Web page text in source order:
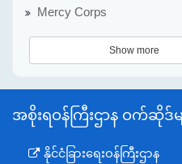
Mercy Corps
Show more
အစိုးရဝန်ကြီးဌာန ဝက်ဆိုဒ်မ
နိုင်ငံခြားရေးဝန်ကြီးဌာန